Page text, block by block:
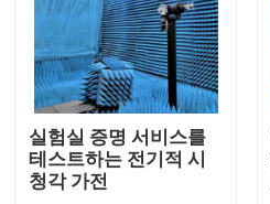
증명 서비스
실험실 여행
연락주세요
실험실 증명 서비스를
테스트하는 전기적 시
청각 가전